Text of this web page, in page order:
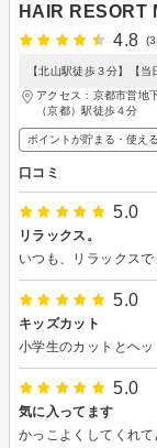
HAIR RESORT
4.8
【北山駅徒歩３分】【
アクセス：京都市営地
（京都）駅徒歩４分
ポイントが貯まる・使える
口コミ
5.0
リラックス。
5.0
キッズカット
5.0
気に入ってます